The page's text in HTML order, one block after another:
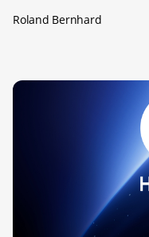
Roland Bernhard